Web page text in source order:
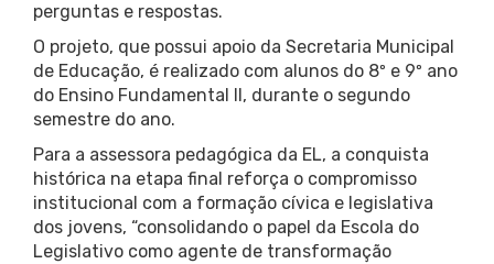
perguntas e respostas.
O projeto, que possui apoio da Secretaria Municipal
de Educação, é realizado com alunos do 8º e 9º ano
do Ensino Fundamental II, durante o segundo
semestre do ano.
Para a assessora pedagógica da EL, a conquista
histórica na etapa final reforça o compromisso
institucional com a formação cívica e legislativa
dos jovens, “consolidando o papel da Escola do
Legislativo como agente de transformação